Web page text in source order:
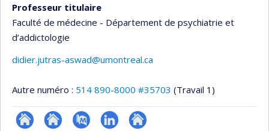
Professeur titulaire
Faculté de médecine - Département de psychiatrie et
d’addictologie
didier.jutras-aswad@umontreal.ca
Autre numéro : 514 890-8000 #35703 (Travail 1)